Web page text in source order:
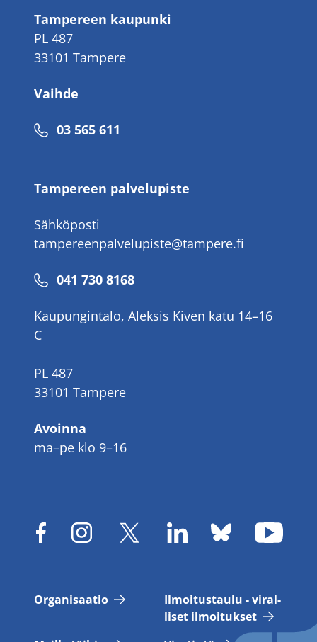
Tampereen kaupunki
PL 487
33101 Tampere
Vaihde
Puhelinnumero
03 565 611
Tampereen palvelupiste
Sähköposti
tampereenpalvelupiste@tampere.fi
Puhelinnumero
041 730 8168
Kaupungintalo, Aleksis Kiven katu 14–16
C
PL 487
33101 Tampere
Avoinna
ma–pe klo 9–16
Or­ga­ni­saa­tio
Il­moi­tus­tau­lu - vi­ral­
li­set il­moi­tuk­set